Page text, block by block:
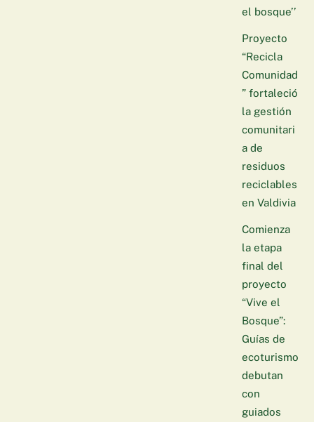
el bosque’’
Proyecto
“Recicla
Comunidad
” fortaleció
la gestión
comunitari
a de
residuos
reciclables
en Valdivia
Comienza
la etapa
final del
proyecto
“Vive el
Bosque”:
Guías de
ecoturismo
debutan
con
guiados